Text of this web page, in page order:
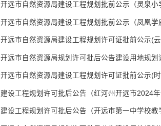
开远市自然资源局建设工程规划批前公示（灵泉小
开远市自然资源局建设工程规划批前公示（凤凰学
开远市自然资源局建设工程规划许可证批前公示(
建设工程规划许可批后公告（红河州开远市2024
建设工程规划许可批后公告（开远市第一中学校教